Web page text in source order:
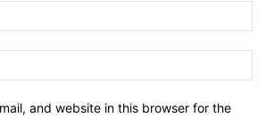
and website in this browser for the